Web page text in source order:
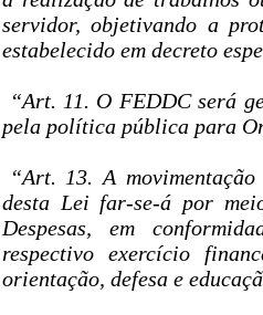
servidor, objetivando a
estabelecido em decreto
“Art. 11. O FEDDC será
pela política pública para
“Art. 13. A
desta Lei far-se-á por
Despesas, em
respectivo exercício
orientação, defesa e